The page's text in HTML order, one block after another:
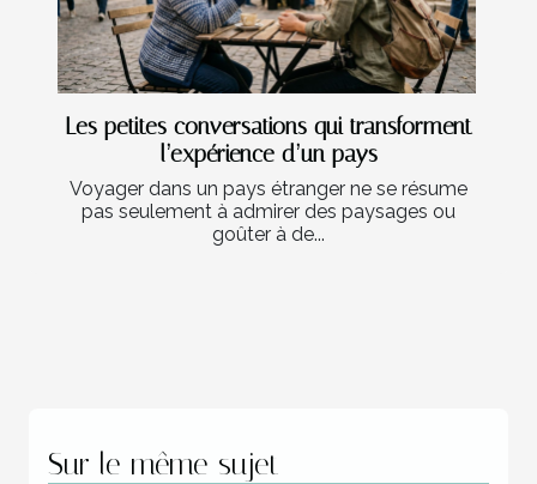
Les petites conversations qui transforment
l’expérience d’un pays
Voyager dans un pays étranger ne se résume
pas seulement à admirer des paysages ou
goûter à de...
Sur le même sujet